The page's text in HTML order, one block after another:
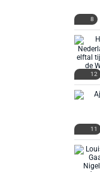
8
12
11